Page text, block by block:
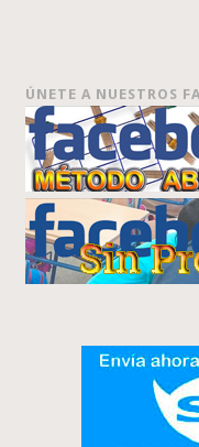
ÚNETE A NUESTROS